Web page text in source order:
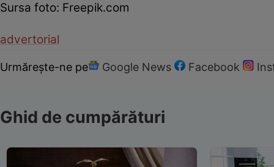
Sursa foto: Freepik.com
advertorial
Urmărește-ne pe Google News Facebook
Ghid de cumpărături